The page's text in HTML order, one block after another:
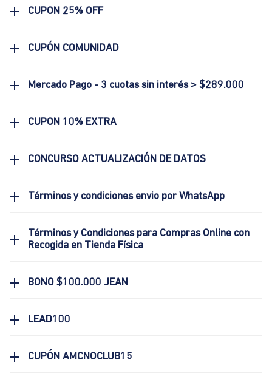
CUPON 25% OFF
CUPÓN COMUNIDAD
Mercado Pago - 3 cuotas sin interés > $289.000
CUPON 10% EXTRA
CONCURSO ACTUALIZACIÓN DE DATOS
Términos y condiciones envio por WhatsApp
Términos y Condiciones para Compras Online con
Recogida en Tienda Física
BONO $100.000 JEAN
LEAD100
CUPÓN AMCNOCLUB15